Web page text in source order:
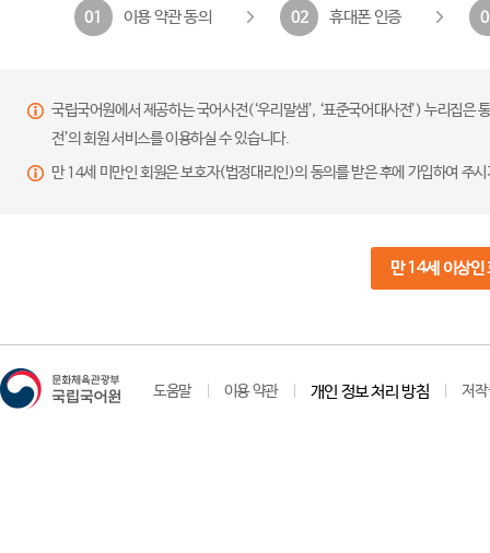
01 이용 약관 동의 02 휴대폰 인증
국립국어원에서 제공하는 국어사전(‘우리말샘’, ‘표준국어대사전’) 누리집
전’의 회원 서비스를 이용하실 수 있습니다.
만 14세 미만인 회원은 보호자(법정대리인)의 동의를 받은 후에 가입하여 주
만 14세 이상인
도움말 이용 약관 개인 정보 처리 방침 저